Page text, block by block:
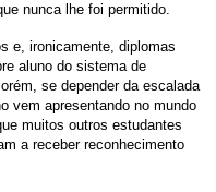
nunca lhe foi permitido.
e, ironicamente, diplomas
aluno do sistema de
se depender da escalada
vem apresentando no mundo
muitos outros estudantes
a receber reconhecimento